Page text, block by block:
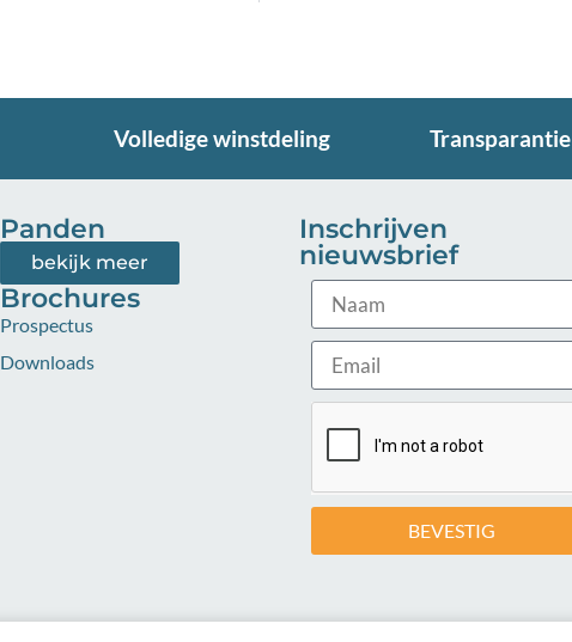
Volledige winstdeling Transparantie
Panden
bekijk meer
Brochures
Prospectus
Downloads
Inschrijven
nieuwsbrief
BEVESTIG